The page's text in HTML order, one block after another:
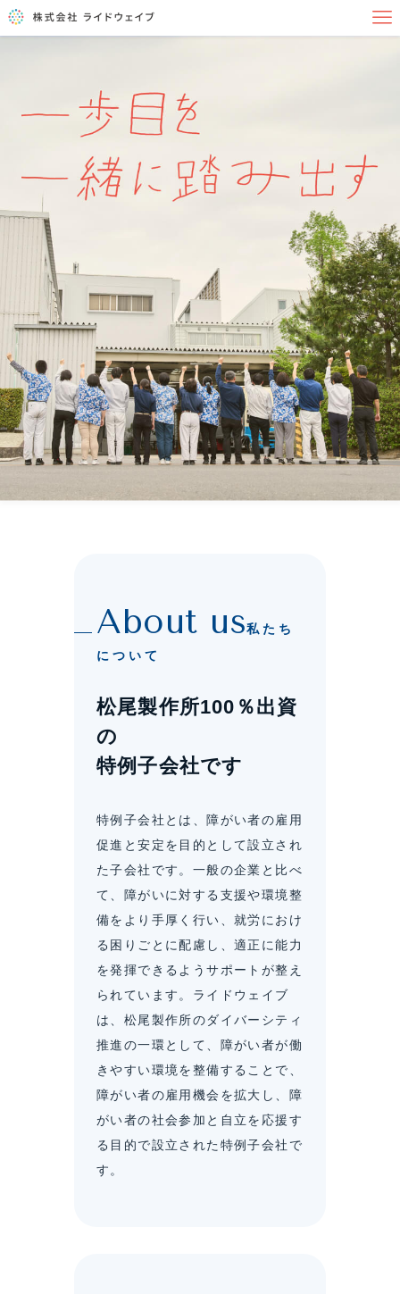
私たち
について
松尾製作所100％出資
の
特例子会社です
特例子会社とは、障がい者の雇用
促進と安定を目的として設立され
た子会社です。一般の企業と比べ
て、障がいに対する支援や環境整
備をより手厚く行い、就労におけ
る困りごとに配慮し、適正に能力
を発揮できるようサポートが整え
られています。ライドウェイブ
は、松尾製作所のダイバーシティ
推進の一環として、障がい者が働
きやすい環境を整備することで、
障がい者の雇用機会を拡大し、障
がい者の社会参加と自立を応援す
る目的で設立された特例子会社で
す。